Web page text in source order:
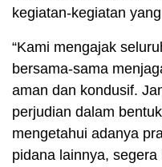
kegiatan-kegiatan
“Kami mengajak
bersama-sama
aman dan kondusif.
perjudian dalam
mengetahui adanya
pidana lainnya,